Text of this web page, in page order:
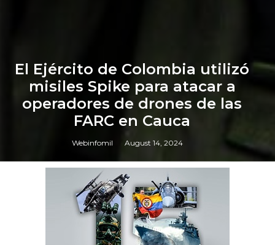
El Ejército de Colombia utilizó
misiles Spike para atacar a
operadores de drones de las
FARC en Cauca
Webinfomil August 14, 2024